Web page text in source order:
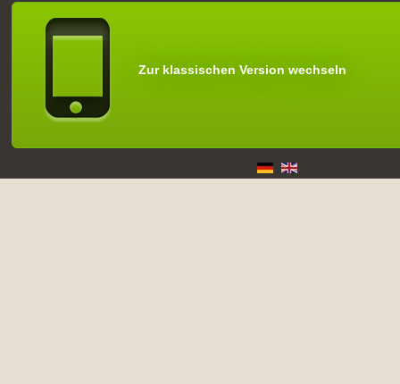
Zur klassischen Version wechseln